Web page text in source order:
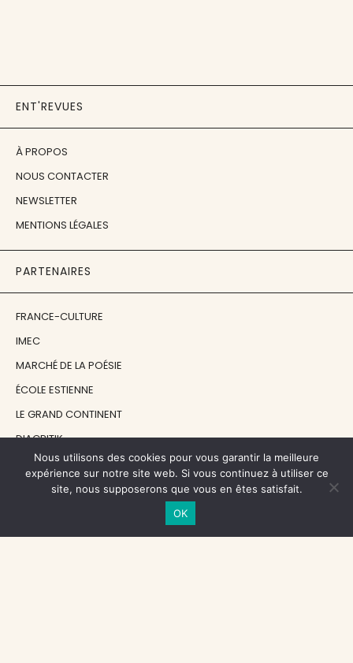
ENT'REVUES
À PROPOS
NOUS CONTACTER
NEWSLETTER
MENTIONS LÉGALES
PARTENAIRES
FRANCE-CULTURE
IMEC
MARCHÉ DE LA POÉSIE
ÉCOLE ESTIENNE
LE GRAND CONTINENT
DIACRITIK
EN ATTENDANT NADEAU
Nous utilisons des cookies pour vous garantir la meilleure
expérience sur notre site web. Si vous continuez à utiliser ce
site, nous supposerons que vous en êtes satisfait.
OK